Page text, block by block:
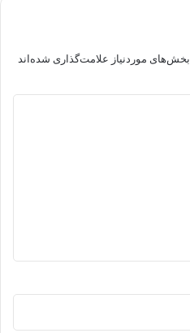
بخش‌های موردنیاز علامت‌گذاری شده‌اند